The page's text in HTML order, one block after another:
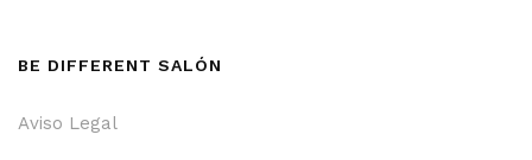
BE DIFFERENT SALÓN
Aviso Legal